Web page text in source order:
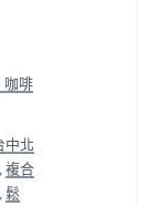
咖啡
中北
複合
鬆